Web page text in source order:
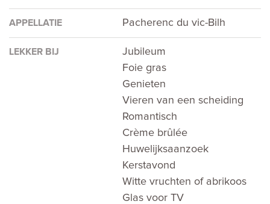
APPELLATIE Pacherenc du vic-Bilh
LEKKER BIJ
Jubileum
Foie gras
Genieten
Vieren van een scheiding
Romantisch
Crème brûlée
Huwelijksaanzoek
Kerstavond
Witte vruchten of abrikoos
Glas voor TV